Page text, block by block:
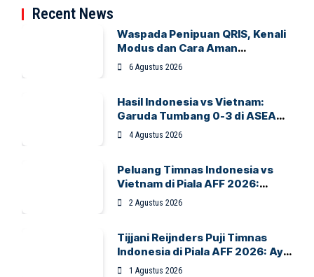
Recent News
Waspada Penipuan QRIS, Kenali
Modus dan Cara Aman
Bertransaksi
6 Agustus 2026
Hasil Indonesia vs Vietnam:
Garuda Tumbang 0-3 di ASEAN
Hyundai Cup 2026
4 Agustus 2026
Peluang Timnas Indonesia vs
Vietnam di Piala AFF 2026:
Garuda Bidik Tiket Semifinal di
Pakansari
2 Agustus 2026
Tijjani Reijnders Puji Timnas
Indonesia di Piala AFF 2026: Ayo
Indonesia!
1 Agustus 2026